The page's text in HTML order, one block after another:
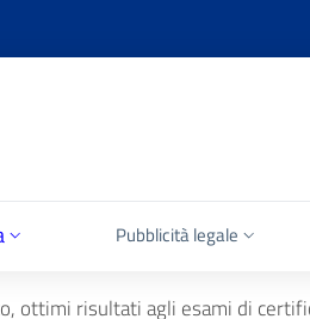
Pubblicità legale
ottimi risultati agli esami di